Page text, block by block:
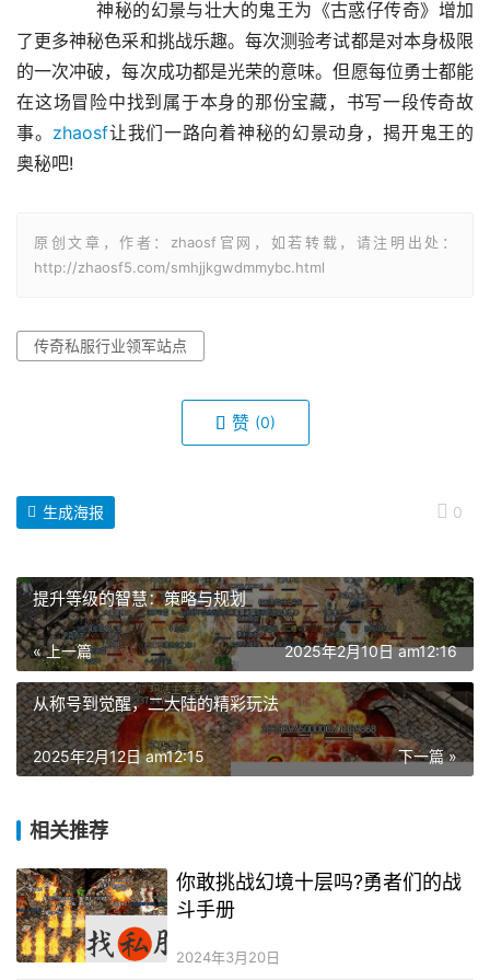
了更多神秘色采和挑战乐趣。每次测验考试都是对本身极限
的一次冲破，每次成功都是光荣的意味。但愿每位勇士都能
在这场冒险中找到属于本身的那份宝藏，书写一段传奇故
事。 zhaosf让我们一路向着神秘的幻景动身，揭开鬼王的
奥秘吧!
原创文章，作者：zhaosf官网，如若转载，请注明出处：
http://zhaosf5.com/smhjjkgwdmmybc.html
传奇私服行业领军站点
赞 (0)
0
生成海报
提升等级的智慧：策略与规划
« 上一篇 2025年2月10日 am12:16
从称号到觉醒，二大陆的精彩玩法
下一篇 »
2025年2月12日 am12:15
相关推荐
你敢挑战幻境十层吗?勇者们的战
斗手册
2024年3月20日